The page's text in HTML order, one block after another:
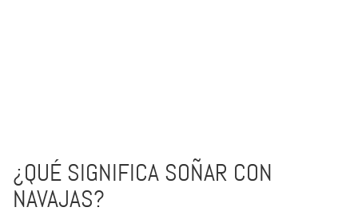
¿QUÉ SIGNIFICA SOÑAR CON
NAVAJAS?